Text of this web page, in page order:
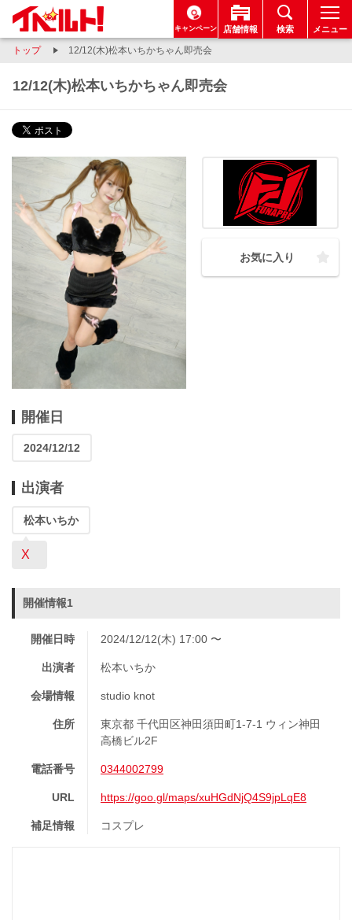
キャンペーン 店舗情報 検索 メニュー
トップ 12/12(木)松本いちかちゃん即売会
12/12(木)松本いちかちゃん即売会
お気に入り
開催日
2024/12/12
出演者
松本いちか
X
開催情報1
開催日時 2024/12/12(木) 17:00 〜
出演者 松本いちか
会場情報 studio knot
住所
東京都 千代田区神田須田町1-7-1 ウィン神田
高橋ビル2F
電話番号 0344002799
URL https://goo.gl/maps/xuHGdNjQ4S9jpLqE8
補足情報 コスプレ